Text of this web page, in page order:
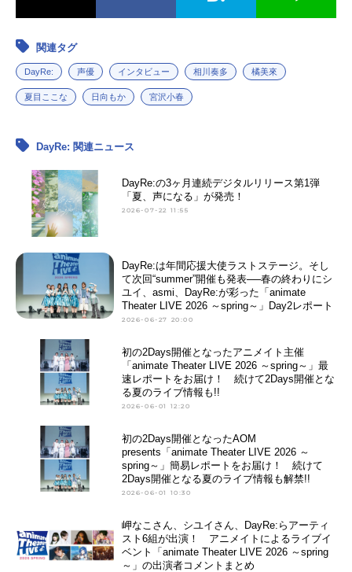
関連タグ
DayRe: 声優 インタビュー 相川奏多 橘美來
夏目ここな 日向もか 宮沢小春
DayRe: 関連ニュース
DayRe:の3ヶ月連続デジタルリリース第1弾
「夏、声になる」が発売！
2026-07-22 11:55
DayRe:は年間応援大使ラストステージ。そし
て次回“summer”開催も発表──春の終わりにシ
ユイ、asmi、DayRe:が彩った「animate
Theater LIVE 2026 ～spring～」Day2レポート
2026-06-27 20:00
初の2Days開催となったアニメイト主催
「animate Theater LIVE 2026 ～spring～」最
速レポートをお届け！ 続けて2Days開催とな
る夏のライブ情報も!!
2026-06-01 12:20
初の2Days開催となったAOM
presents「animate Theater LIVE 2026 ～
spring～」簡易レポートをお届け！ 続けて
2Days開催となる夏のライブ情報も解禁!!
2026-06-01 10:30
岬なこさん、シユイさん、DayRe:らアーティ
スト6組が出演！ アニメイトによるライブイ
ベント「animate Theater LIVE 2026 ～spring
～」の出演者コメントまとめ